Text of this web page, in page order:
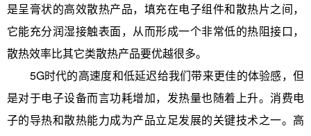
是呈膏状的高效散热产品，填充在电子组件和散热片之间，
它能充分润湿接触表面，从而形成一个非常低的热阻接口，
散热效率比其它类散热产品要优越很多。
5G时代的高速度和低延迟给我们带来更佳的体验感，但
是对于电子设备而言功耗增加，发热量也随着上升。消费电
子的导热和散热能力成为产品立足发展的关键技术之一。高